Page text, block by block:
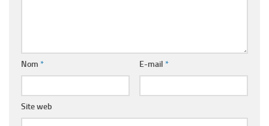
Nom * E-mail *
Site web